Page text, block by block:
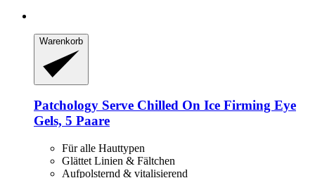
Warenkorb
Patchology Serve Chilled On Ice Firming Eye
Gels, 5 Paare
Für alle Hauttypen
Glättet Linien & Fältchen
Aufpolsternd & vitalisierend